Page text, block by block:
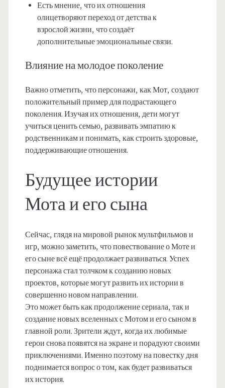
Есть мнение, что их отношения
олицетворяют переход от детства к
взрослой жизни, что создаёт
дополнительные эмоциональные связи.
Влияние на молодое поколение
Важно отметить, что персонажи, как Мот, создают
положительный пример для подрастающего
поколения. Изучая их отношения, дети могут
учиться ценить семью, развивать эмпатию к
родственникам и понимать, как строить здоровые,
поддерживающие отношения.
Будущее истории
Мота и его сына
Сейчас, глядя на мировой рынок мультфильмов и
игр, можно заметить, что повествование о Моте и
его сыне всё ещё продолжает развиваться. Успех
персонажа стал толчком к созданию новых
проектов, которые могут развить их истории в
совершенно новом направлении.
Это может быть как продолжение сериала, так и
создание новых вселенных с Мотом и его сыном в
главной роли. Зрители ждут, когда их любимые
герои снова появятся на экране и порадуют своими
приключениями. Именно поэтому на повестку дня
поднимается вопрос о том, как будет развиваться
их история.